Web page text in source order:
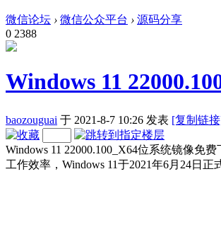
微信论坛 › 微信公众平台 › 源码分享
0 2388
Windows 11
baozouguai 于 2021-8-7 10:26 发表 [复制链
Windows 11 22000.100_X64位系统镜像免
工作效率，Windows 11于2021年6月24日正